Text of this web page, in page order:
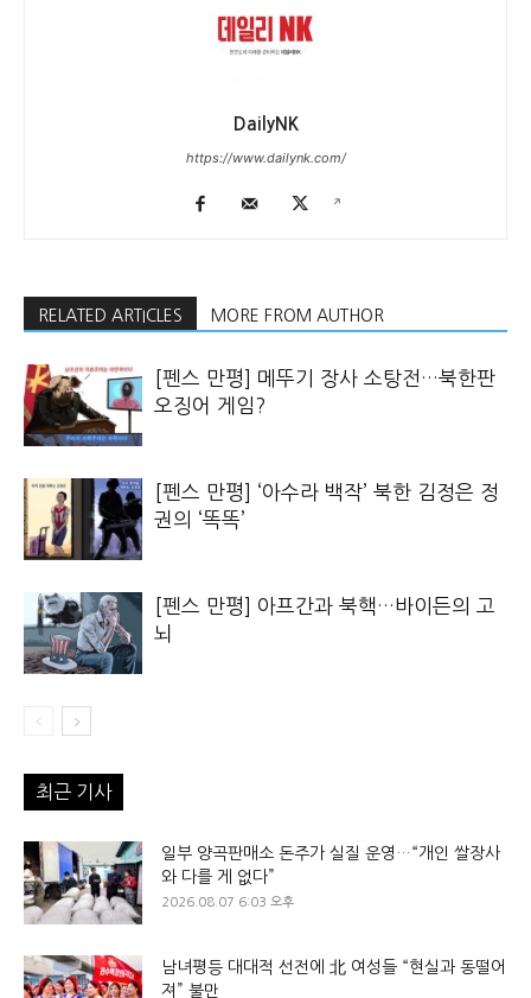
DailyNK
https://www.dailynk.com/
RELATED ARTICLES MORE FROM AUTHOR
[펜스 만평] 메뚜기 장사 소탕전…북한판
오징어 게임?
[펜스 만평] ‘아수라 백작’ 북한 김정은 정
권의 ‘똑똑’
[펜스 만평] 아프간과 북핵…바이든의 고
뇌
최근 기사
일부 양곡판매소 돈주가 실질 운영…“개인 쌀장사
와 다를 게 없다”
2026.08.07 6:03 오후
남녀평등 대대적 선전에 北 여성들 “현실과 동떨어
져” 불만